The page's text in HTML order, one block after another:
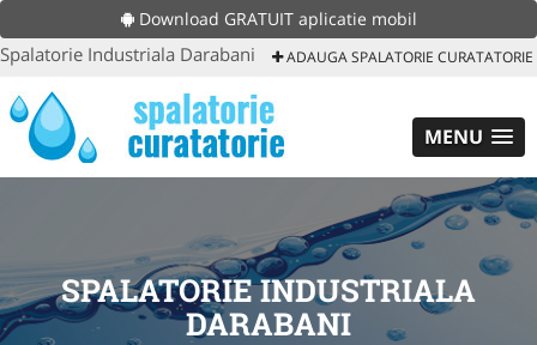
Download GRATUIT aplicatie mobil
Spalatorie Industriala Darabani ADAUGA SPALATORIE CURATATORIE
MENU
SPALATORIE INDUSTRIALA
DARABANI